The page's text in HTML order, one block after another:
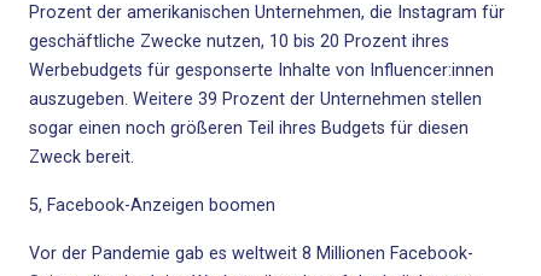
Prozent der amerikanischen Unternehmen, die Instagram für
geschäftliche Zwecke nutzen, 10 bis 20 Prozent ihres
Werbebudgets für gesponserte Inhalte von Influencer:innen
auszugeben. Weitere 39 Prozent der Unternehmen stellen
sogar einen noch größeren Teil ihres Budgets für diesen
Zweck bereit.
5, Facebook-Anzeigen boomen
Vor der Pandemie gab es weltweit 8 Millionen Facebook-